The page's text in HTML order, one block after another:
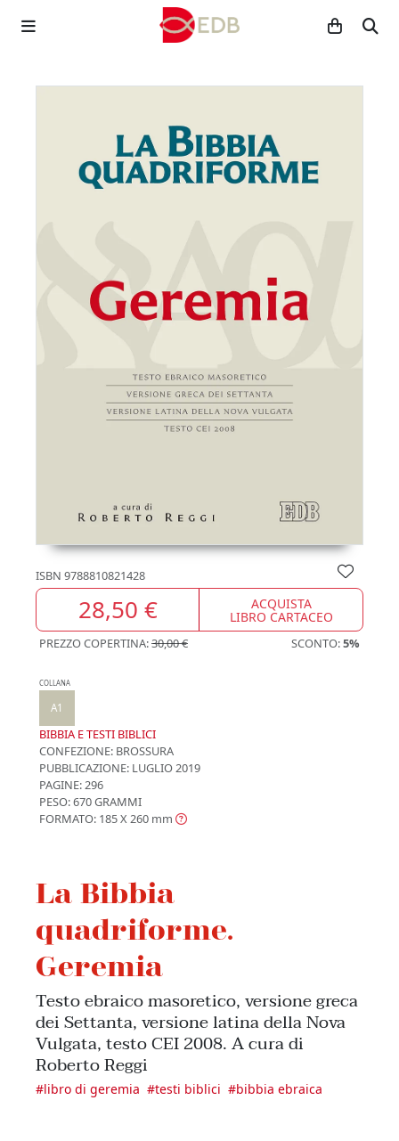
ISBN 9788810821428
28,50 € ACQUISTA
LIBRO CARTACEO
PREZZO COPERTINA:30,00 € SCONTO:5%
COLLANA
A1
BIBBIA E TESTI BIBLICI
CONFEZIONE: BROSSURA
PUBBLICAZIONE: LUGLIO 2019
PAGINE: 296
PESO: 670 GRAMMI
FORMATO: 185 X 260 mm
La Bibbia
quadriforme.
Geremia
Testo ebraico masoretico, versione greca
dei Settanta, versione latina della Nova
Vulgata, testo CEI 2008. A cura di
Roberto Reggi
#libro di geremia #testi biblici #bibbia ebraica